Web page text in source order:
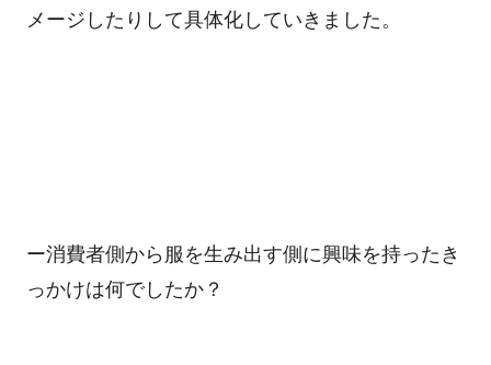
メージしたりして具体化していきました。
ー消費者側から服を生み出す側に興味を持ったき
っかけは何でしたか？